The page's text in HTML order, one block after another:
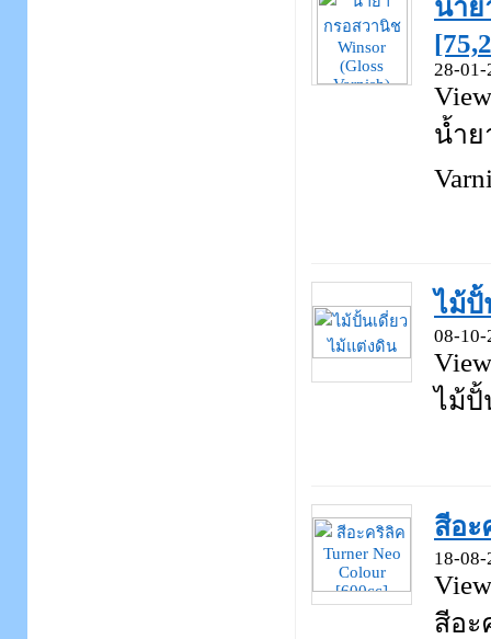
น้ำย
28-01-
น้ำย
ไม้ปั้
08-10-
ไม้ปั้
สีอะ
18-08-
สีอะ